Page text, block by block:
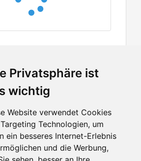
Privatsphäre ist
wichtig
Website verwendet Cookies
Technologien, um
ein besseres Internet-Erlebnis
und die Werbung,